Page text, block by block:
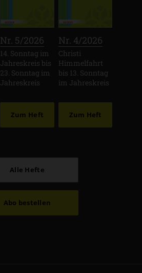
Nr. 5/2026
14. Sonntag im
Jahreskreis bis
23. Sonntag im
Jahreskreis
Zum Heft
Nr. 4/2026
Christi
Himmelfahrt
bis 13. Sonntag
im Jahreskreis
Zum Heft
Alle Hefte
Abo bestellen